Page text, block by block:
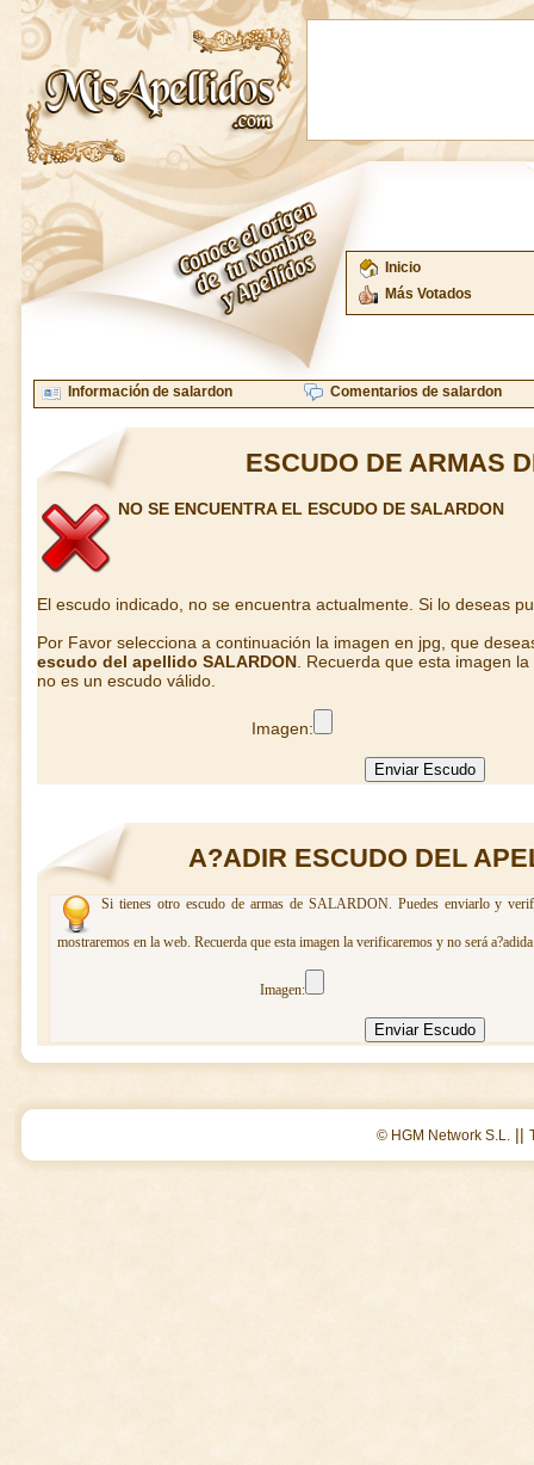
Inicio
Más Votados
Información de salardon Comentarios de salardon
ESCUDO DE ARMAS
NO SE ENCUENTRA EL ESCUDO DE SALARDON
El escudo indicado, no se encuentra actualmente. Si lo deseas
Por Favor selecciona a continuación la imagen en jpg, que
escudo del apellido SALARDON . Recuerda que esta imagen
no es un escudo válido.
Imagen:
A?ADIR ESCUDO DEL
Si tienes otro escudo de armas de SALARDON. Puedes enviarlo y
mostraremos en la web. Recuerda que esta imagen la verificaremos y no será
Imagen:
© HGM Network S.L. ||